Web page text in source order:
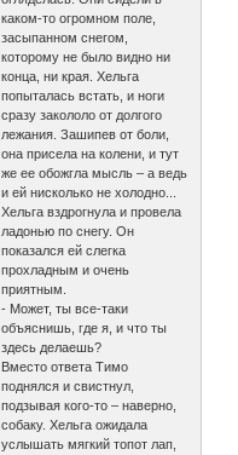
каком-то огромном поле,
засыпанном снегом,
которому не было видно ни
конца, ни края. Хельга
попыталась встать, и ноги
сразу закололо от долгого
лежания. Зашипев от боли,
она присела на колени, и тут
же ее обожгла мысль – а ведь
и ей нисколько не холодно...
Хельга вздрогнула и провела
ладонью по снегу. Он
показался ей слегка
прохладным и очень
приятным.
- Может, ты все-таки
объяснишь, где я, и что ты
здесь делаешь?
Вместо ответа Тимо
поднялся и свистнул,
подзывая кого-то – наверно,
собаку. Хельга ожидала
услышать мягкий топот лап,